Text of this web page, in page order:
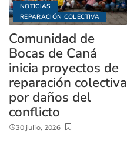
NOTICIAS
REPARACIÓN COLECTIVA
Comunidad de
Bocas de Caná
inicia proyectos de
reparación colectiva
por daños del
conflicto
30 julio, 2026